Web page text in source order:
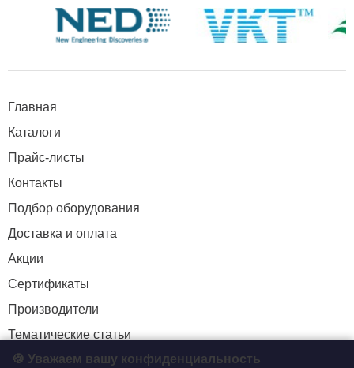
Главная
Каталоги
Прайс-листы
Контакты
Подбор оборудования
Доставка и оплата
Акции
Сертификаты
Производители
Тематические статьи
🍪 Уважаем вашу конфиденциальность